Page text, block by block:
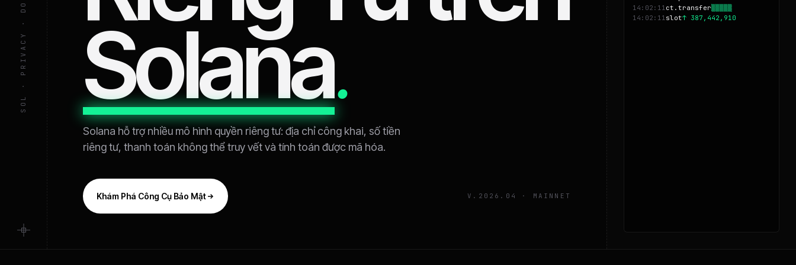
Solana.
Solana hỗ trợ nhiều mô hình quyền riêng tư: địa chỉ công khai, số tiền
riêng tư, thanh toán không thể truy vết và tính toán được mã hóa.
Khám Phá Công Cụ Bảo Mật V.2026.04 · MAINNET
14:02:11ct.transfer▒▒▒▒▒
14:02:11slot↑ 387,442,910